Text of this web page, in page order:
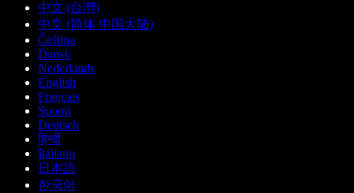
中文 (台灣)
中文 (简体 中国大陆)
Čeština
Dansk
Nederlands
English
Français
Suomi
Deutsch
हिन्दी
Italiano
日本語
한국어